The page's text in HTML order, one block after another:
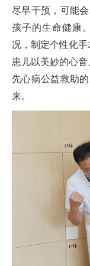
尽早干预，可能
孩子的生命健康
况，制定个性化
患儿以美妙的心
先心病公益救助
来。